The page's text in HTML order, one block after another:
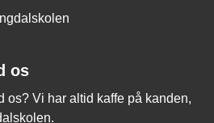
os
os? Vi har altid kaffe på kanden,